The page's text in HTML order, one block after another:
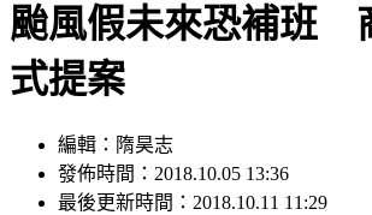
颱風假未來恐補班
式提案
編輯：隋昊志
發佈時間：2018.10.05 13:36
最後更新時間：2018.10.11 11:29